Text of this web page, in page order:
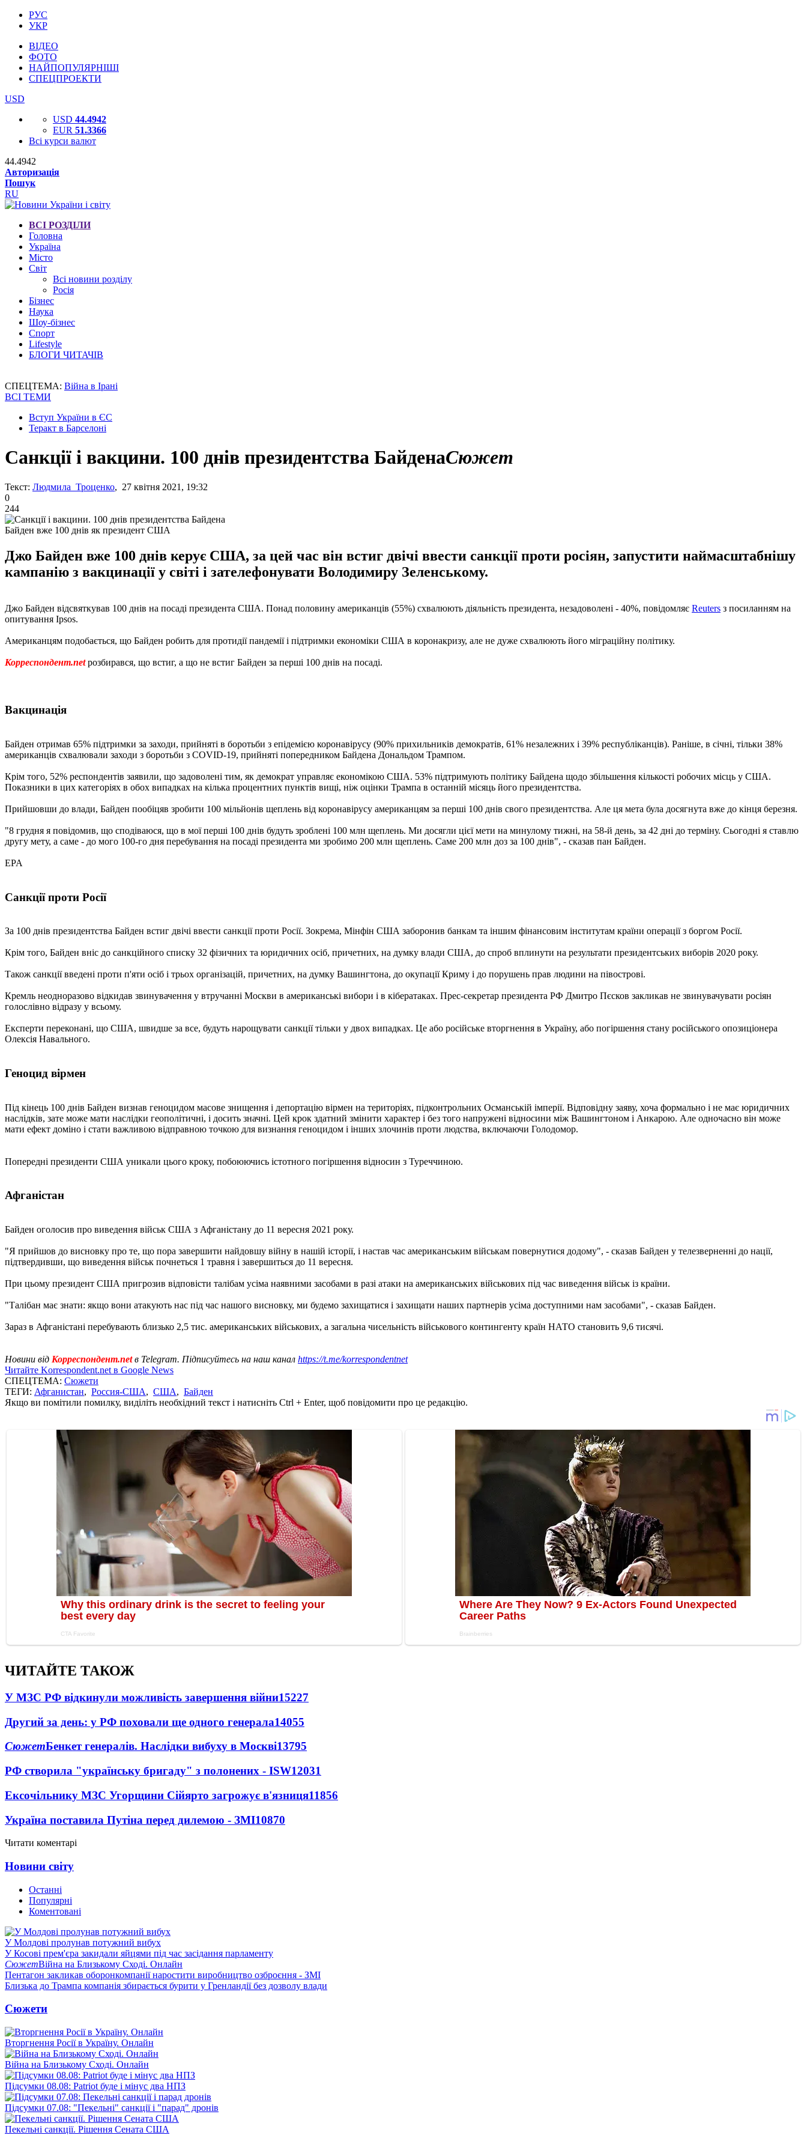
РУС
УКР
ВІДЕО
ФОТО
НАЙПОПУЛЯРНІШІ
СПЕЦПРОЕКТИ
USD
USD 44.4942
EUR 51.3366
Всі курси валют
44.4942
Авторизація
Пошук
RU
ВСІ РОЗДІЛИ
Головна
Україна
Місто
Світ
Всі новини розділу
Росія
Бізнес
Наука
Шоу-бізнес
Спорт
Lifestyle
БЛОГИ ЧИТАЧІВ
СПЕЦТЕМА: Війна в Ірані
ВСІ ТЕМИ
Вступ України в ЄС
Теракт в Барселоні
Санкції і вакцини. 100 днів президентства БайденаСюжет
Текст: Людмила Троценко, 27 квітня 2021, 19:32
0
244
Байден вже 100 днів як президент США
Джо Байден вже 100 днів керує США, за цей час він встиг двічі ввести санкції проти росіян, запустити наймасштабнішу
кампанію з вакцинації у світі і зателефонувати Володимиру Зеленському.
Джо Байден відсвяткував 100 днів на посаді президента США. Понад половину американців (55%) схвалюють діяльність президента, незадоволені - 40%, повідомляє Reuters з посиланням на
опитування Ipsos.
Американцям подобається, що Байден робить для протидії пандемії і підтримки економіки США в коронакризу, але не дуже схвалюють його міграційну політику.
Корреспондент.netрозбирався, що встиг, а що не встиг Байден за перші 100 днів на посаді.
Вакцинація
Байден отримав 65% підтримки за заходи, прийняті в боротьби з епідемією коронавірусу (90% прихильників демократів, 61% незалежних і 39% республіканців). Раніше, в січні, тільки 38%
американців схвалювали заходи з боротьби з COVID-19, прийняті попередником Байдена Дональдом Трампом.
Крім того, 52% респондентів заявили, що задоволені тим, як демократ управляє економікою США. 53% підтримують політику Байдена щодо збільшення кількості робочих місць у США.
Показники в цих категоріях в обох випадках на кілька процентних пунктів вищі, ніж оцінки Трампа в останній місяць його президентства.
Прийшовши до влади, Байден пообіцяв зробити 100 мільйонів щеплень від коронавірусу американцям за перші 100 днів свого президентства. Але ця мета була досягнута вже до кінця березня.
"8 грудня я повідомив, що сподіваюся, що в мої перші 100 днів будуть зроблені 100 млн щеплень. Ми досягли цієї мети на минулому тижні, на 58-й день, за 42 дні до терміну. Сьогодні я ставлю
другу мету, а саме - до мого 100-го дня перебування на посаді президента ми зробимо 200 млн щеплень. Саме 200 млн доз за 100 днів", - сказав пан Байден.
EPA
Санкції проти Росії
За 100 днів президентства Байден встиг двічі ввести санкції проти Росії. Зокрема, Мінфін США заборонив банкам та іншим фінансовим інститутам країни операції з боргом Росії.
Крім того, Байден вніс до санкційного списку 32 фізичних та юридичних осіб, причетних, на думку влади США, до спроб вплинути на результати президентських виборів 2020 року.
Також санкції введені проти п'яти осіб і трьох організацій, причетних, на думку Вашингтона, до окупації Криму і до порушень прав людини на півострові.
Кремль неодноразово відкидав звинувачення у втручанні Москви в американські вибори і в кібератаках. Прес-секретар президента РФ Дмитро Пєсков закликав не звинувачувати росіян
голослівно відразу у всьому.
Експерти переконані, що США, швидше за все, будуть нарощувати санкції тільки у двох випадках. Це або російське вторгнення в Україну, або погіршення стану російського опозиціонера
Олексія Навального.
Геноцид вірмен
Під кінець 100 днів Байден визнав геноцидом масове знищення і депортацію вірмен на територіях, підконтрольних Османській імперії. Відповідну заяву, хоча формально і не має юридичних
наслідків, зате може мати наслідки геополітичні, і досить значні. Цей крок здатний змінити характер і без того напружені відносини між Вашингтоном і Анкарою. Але одночасно він може
мати ефект доміно і стати важливою відправною точкою для визнання геноцидом і інших злочинів проти людства, включаючи Голодомор.
Попередні президенти США уникали цього кроку, побоюючись істотного погіршення відносин з Туреччиною.
Афганістан
Байден оголосив про виведення військ США з Афганістану до 11 вересня 2021 року.
"Я прийшов до висновку про те, що пора завершити найдовшу війну в нашій історії, і настав час американським військам повернутися додому", - сказав Байден у телезверненні до нації,
підтвердивши, що виведення військ почнеться 1 травня і завершиться до 11 вересня.
При цьому президент США пригрозив відповісти талібам усіма наявними засобами в разі атаки на американських військових під час виведення військ із країни.
"Талібан має знати: якщо вони атакують нас під час нашого висновку, ми будемо захищатися і захищати наших партнерів усіма доступними нам засобами", - сказав Байден.
Зараз в Афганістані перебувають близько 2,5 тис. американських військових, а загальна чисельність військового контингенту країн НАТО становить 9,6 тисячі.
Новини від Корреспондент.netв Telegram. Підписуйтесь на наш канал https://t.me/korrespondentnet
Читайте Korrespondent.net в Google News
СПЕЦТЕМА: Сюжети
ТЕГИ: Афганистан, Россия-США, США, Байден
Якщо ви помітили помилку, виділіть необхідний текст і натисніть Ctrl + Enter, щоб повідомити про це редакцію.
ЧИТАЙТЕ ТАКОЖ
У МЗС РФ відкинули можливість завершення війни15227
Другий за день: у РФ поховали ще одного генерала14055
СюжетБенкет генералів. Наслідки вибуху в Москві13795
РФ створила "українську бригаду" з полонених - ISW12031
Ексочільнику МЗС Угорщини Сійярто загрожує в'язниця11856
Україна поставила Путіна перед дилемою - ЗМІ10870
Читати коментарі
Новини світу
Останні
Популярні
Коментовані
У Молдові пролунав потужний вибух
У Косові прем'єра закидали яйцями під час засідання парламенту
СюжетВійна на Близькому Сході. Онлайн
Пентагон закликав оборонкомпанії наростити виробництво озброєння - ЗМІ
Близька до Трампа компанія збирається бурити у Гренландії без дозволу влади
Сюжети
Вторгнення Росії в Україну. Онлайн
Війна на Близькому Сході. Онлайн
Підсумки 08.08: Patriot буде і мінус два НПЗ
Підсумки 07.08: "Пекельні" санкції і "парад" дронів
Пекельні санкції. Рішення Сената США